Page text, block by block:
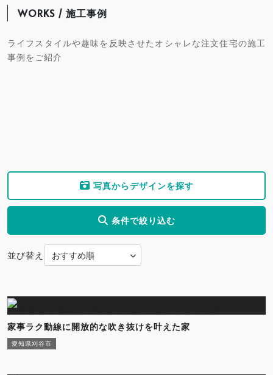
WORKS / 施工事例
ライフスタイルや趣味を反映させたオシャレな注文住宅の施工
事例をご紹介
写真からデザインを探す
条件で絞り込む
並び替え
家事ラク動線に開放的な吹き抜けを叶えた家
愛知県刈谷市